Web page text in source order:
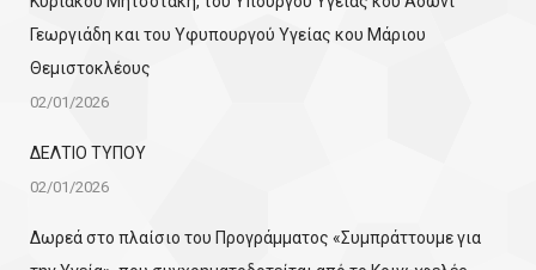
Γεωργιάδη και του Υφυπουργού Υγείας κου Μάριου
Θεμιστοκλέους
02/01/2026
ΔΕΛΤΙΟ ΤΥΠΟΥ
02/01/2026
Δωρεά στο πλαίσιο του Προγράμματος «Συμπράττουμε για